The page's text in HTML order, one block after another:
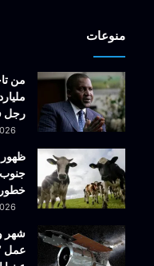
منوعات
من
رجل
جنوب
شهر
عمل